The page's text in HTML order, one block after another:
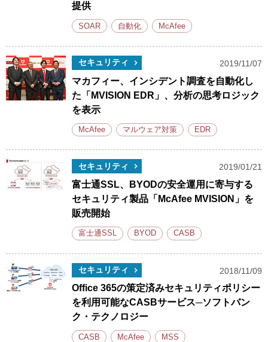
提供
SOAR 自動化 McAfee
セキュリティ 2019/11/07
マカフィー、インシデント調査を自動化し
た「MVISION EDR」、分析の思考ロジック
を表示
McAfee マルウェア対策 EDR
セキュリティ 2019/01/21
富士通SSL、BYODの安全運用に寄与する
セキュリティ製品「McAfee MVISION」を
販売開始
富士通SSL BYOD CASB
セキュリティ 2018/11/09
Office 365の策定済みセキュリティポリシー
を利用可能なCASBサービス─ソフトバン
ク・テクノロジー
CASB McAfee MSS